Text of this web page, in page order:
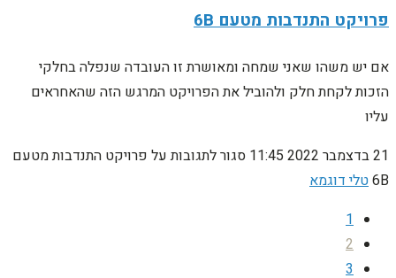
פרויקט התנדבות מטעם 6B
אם יש משהו שאני שמחה ומאושרת זו העובדה שנפלה בחלקי
הזכות לקחת חלק ולהוביל את הפרויקט המרגש הזה שהאחראים
עליו
21 בדצמבר 2022
11:45 סגור לתגובותעל פרויקט התנדבות מטעם
6Bטלי דוגמא
1
2
3